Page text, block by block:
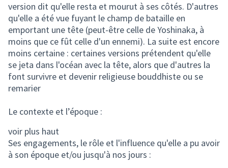
version dit qu'elle resta et mourut à ses côtés. D'autres
qu'elle a été vue fuyant le champ de bataille en
emportant une tête (peut-être celle de Yoshinaka, à
moins que ce fût celle d'un ennemi). La suite est encore
moins certaine : certaines versions prétendent qu'elle
se jeta dans l'océan avec la tête, alors que d'autres la
font survivre et devenir religieuse bouddhiste ou se
remarier
Le contexte et l’époque :
voir plus haut
Ses engagements, le rôle et l'influence qu'elle a pu avoir
à son époque et/ou jusqu'à nos jours :